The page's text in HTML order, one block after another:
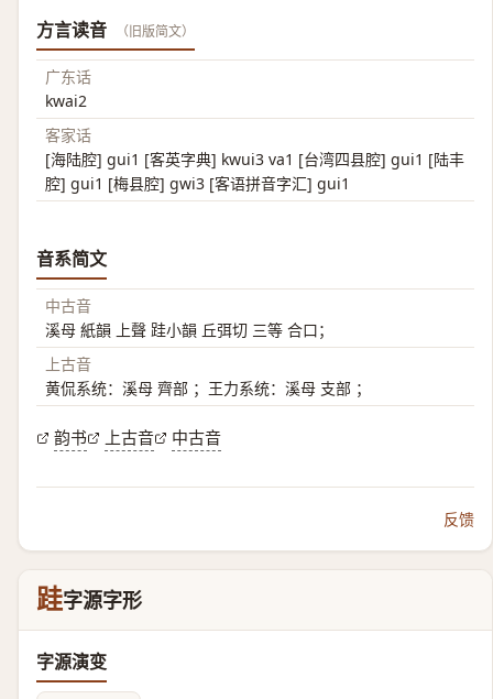
方言读音 （旧版简文）
广东话
kwai2
客家话
[海陆腔] gui1 [客英字典] kwui3 va1 [台湾四县腔] gui1 [陆丰
腔] gui1 [梅县腔] gwi3 [客语拼音字汇] gui1
音系简文
中古音
溪母 紙韻 上聲 跬小韻 丘弭切 三等 合口；
上古音
黄侃系统：溪母 齊部 ；王力系统：溪母 支部 ；
韵书 上古音 中古音
反馈
跬字源字形
字源演变